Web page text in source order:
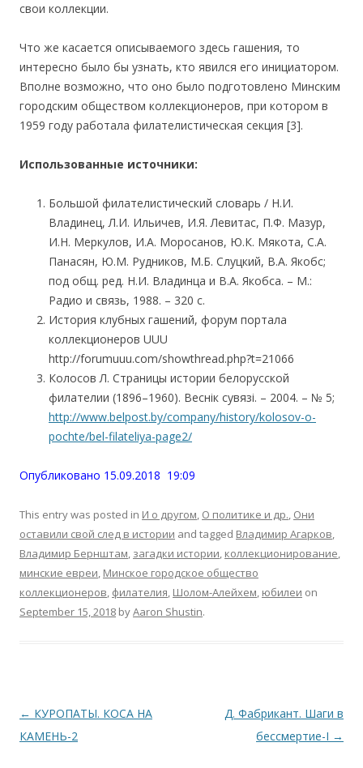
свои коллекции.
Что же касается описываемого здесь гашения, то
интересно было бы узнать, кто явился его инициатором.
Вполне возможно, что оно было подготовлено Минским
городским обществом коллекционеров, при котором в
1959 году работала филателистическая секция [3].
Использованные источники:
Большой филателистический словарь / Н.И.
Владинец, Л.И. Ильичев, И.Я. Левитас, П.Ф. Мазур,
И.Н. Меркулов, И.А. Моросанов, Ю.К. Мякота, С.А.
Панасян, Ю.М. Рудников, М.Б. Слуцкий, В.А. Якобс;
под общ. ред. Н.И. Владинца и В.А. Якобса. – М.:
Радио и связь, 1988. – 320 с.
История клубных гашений, форум портала
коллекционеров UUU
http://forumuuu.com/showthread.php?t=21066
Колосов Л. Страницы истории белорусской
филателии (1896–1960). Веснiк сувязi. – 2004. – № 5;
http://www.belpost.by/company/history/kolosov-o-
pochte/bel-filateliya-page2/
Опубликовано 15.09.2018 19:09
This entry was posted in И о другом, О политике и др., Они
оставили свой след в истории and tagged Владимир Агарков,
Владимир Бернштам, загадки истории, коллекционирование,
минские евреи, Минское городское общество
коллекционеров, филателия, Шолом-Алейхем, юбилеи on
September 15, 2018 byAaron Shustin.
Post
navigation
← КУРОПАТЫ. КОСА НА
КАМЕНЬ-2
Д. Фабрикант. Шаги в
бессмертие-I →